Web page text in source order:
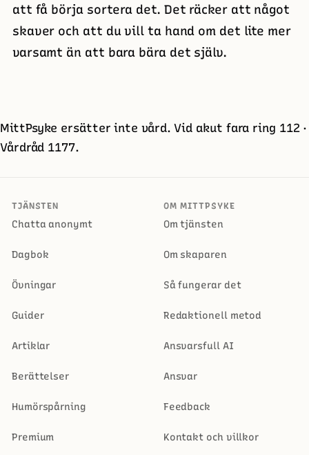
att få börja sortera det. Det räcker att något
skaver och att du vill ta hand om det lite mer
varsamt än att bara bära det själv.
MittPsyke ersätter inte vård. Vid akut fara ring 112 ·
Vårdråd 1177.
TJÄNSTEN
Chatta anonymt
Dagbok
Övningar
Guider
Artiklar
Berättelser
Humörspårning
Premium
OM MITTPSYKE
Om tjänsten
Om skaparen
Så fungerar det
Redaktionell metod
Ansvarsfull AI
Ansvar
Feedback
Kontakt och villkor